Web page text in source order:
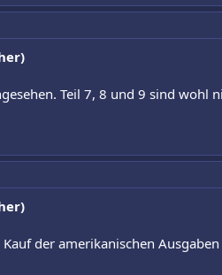
Teil 7, 8 und 9 sind
der amerikanischen